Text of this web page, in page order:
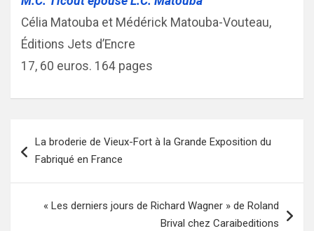
Célia Matouba et Médérick Matouba-Vouteau,
Éditions Jets d’Encre
17, 60 euros. 164 pages
de
La broderie de Vieux-Fort à la Grande Exposition du
Fabriqué en France
« Les derniers jours de Richard Wagner » de Roland
Brival chez Caraibeditions